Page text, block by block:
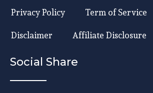
Privacy Policy
Term of Service
Disclaimer
Affiliate Disclosure
Social Share